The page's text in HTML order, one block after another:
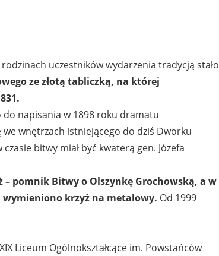
uczestników wydarzenia tradycją stało
ze złotą tabliczką, na której
do napisania w 1898 roku dramatu
wnętrzach istniejącego do dziś Dworku
bitwy miał być kwaterą gen. Józefa
– pomnik Bitwy o Olszynkę Grochowską, a w
krzyż na metalowy. Od 1999
Liceum Ogólnokształcące im. Powstańców